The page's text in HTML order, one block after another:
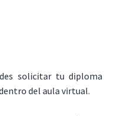
solicitar tu diploma
del aula virtual.